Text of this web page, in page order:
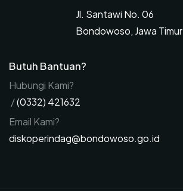
Jl. Santawi No. 06
Bondowoso, Jawa Timur
Butuh Bantuan?
Hubungi Kami?
/(0332) 421632
Email Kami?
diskoperindag@bondowoso.go.id